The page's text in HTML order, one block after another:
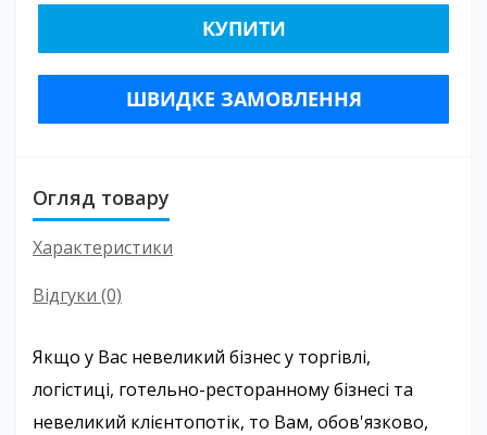
КУПИТИ
ШВИДКЕ ЗАМОВЛЕННЯ
Огляд товару
Характеристики
Відгуки (0)
Якщо у Вас невеликий бізнес у торгівлі,
логістиці, готельно-ресторанному бізнесі та
невеликий клієнтопотік, то Вам, обов'язково,